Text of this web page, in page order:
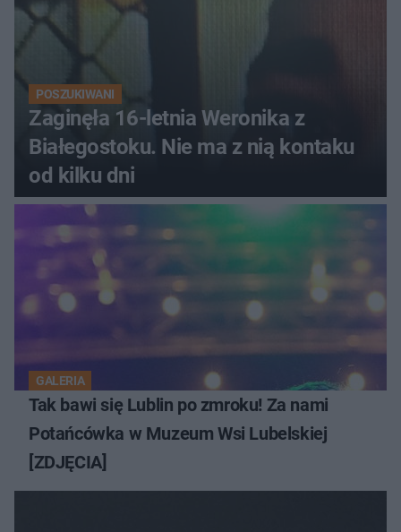
POSZUKIWANI
Zaginęła 16-letnia Weronika z
Białegostoku. Nie ma z nią kontaku
od kilku dni
GALERIA
Tak bawi się Lublin po zmroku! Za nami
Potańcówka w Muzeum Wsi Lubelskiej
[ZDJĘCIA]